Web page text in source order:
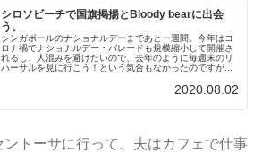
シロソビーチで国旗掲揚とBloody bearに出会
う。
シンガポールのナショナルデーまであと一週間。今年はコ
ロナ禍でナショナルデー・パレードも規模縮小して開催さ
れるし、人混みを避けたいので、去年のように毎週末のリ
ハーサルを見に行こう！という気合もなかったのですが...
2020.08.02
トーサに行って、夫はカフェで仕事